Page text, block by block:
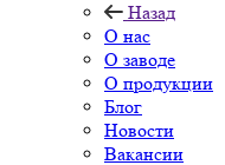
Назад
О нас
О заводе
О продукции
Блог
Новости
Вакансии